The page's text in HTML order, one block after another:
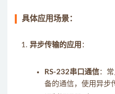
具体应用场景：
异步传输的应用 ：
RS-232串口通信：
备的通信，使用异步